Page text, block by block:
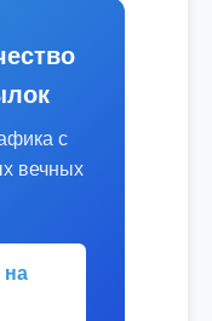
с
вечных
на